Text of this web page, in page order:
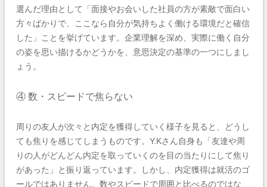
選んだ理由として「面接やお会いした社員の方が素敵で面白い
方々ばかりで、ここなら自分が気持ちよく働ける環境だと確信
した」ことを挙げています。企業理解を深め、実際に働く自分
の姿を思い描けるかどうかを、意思決定の基準の一つにしまし
ょう。
④ 数・スピードで焦らない
周りの友人が次々と内定を獲得していく様子を見ると、どうし
ても焦りを感じてしまうものです。Y.Kさん自身も「友達や周
りの人がどんどん内定を取っていくのを目の当たりにして焦り
があった」と振り返っています。しかし、内定獲得は就活のゴ
ールではありません。数やスピードで周囲と比べるのではな